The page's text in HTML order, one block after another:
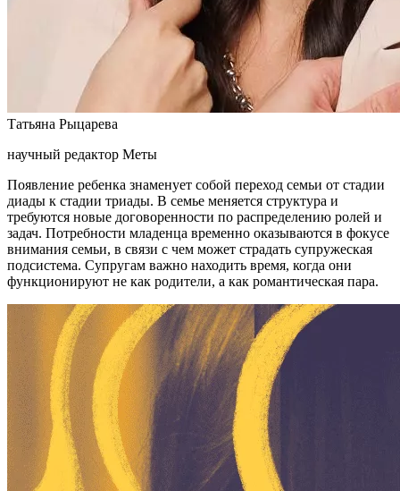
Татьяна Рыцарева
научный редактор Меты
Появление ребенка знаменует собой переход семьи от стадии
диады к стадии триады. В семье меняется структура и
требуются новые договоренности по распределению ролей и
задач. Потребности младенца временно оказываются в фокусе
внимания семьи, в связи с чем может страдать супружеская
подсистема. Супругам важно находить время, когда они
функционируют не как родители, а как романтическая пара.